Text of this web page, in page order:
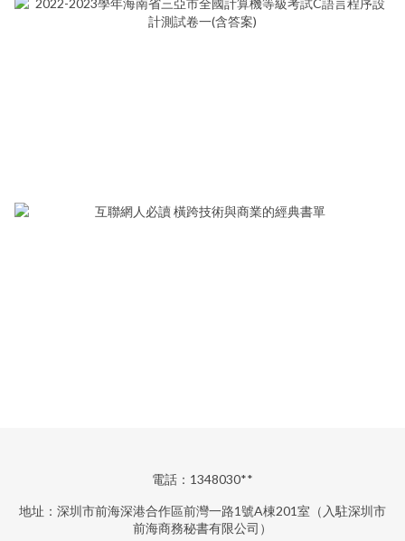
電話：1348030**
地址：深圳市前海深港合作區前灣一路1號A棟201室（入駐深圳市
前海商務秘書有限公司）